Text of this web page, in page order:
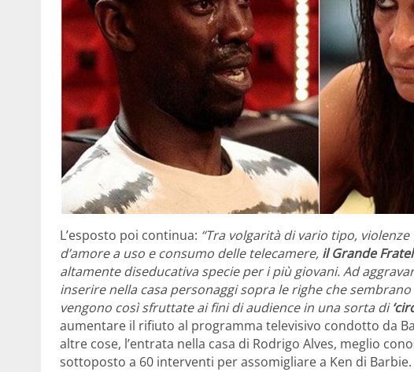
L’esposto poi continua: “Tra volgarità di vario tipo, violenze
d’amore a uso e consumo delle telecamere, il Grande
altamente diseducativa specie per i più giovani. Ad
inserire nella casa personaggi sopra le righe che
vengono così sfruttate ai fini di audience in una sorta di
aumentare il rifiuto al programma televisivo condotto da
altre cose, l’entrata nella casa di Rodrigo Alves, meglio
sottoposto a 60 interventi per assomigliare a Ken di Barbie.